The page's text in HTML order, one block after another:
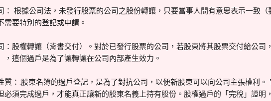
： 根據公司法，未發行股票的公司之股份轉讓，只要當事人間有意思表示一致
需要特別的登記或申請。
：股權轉讓（背書交付）。對於已發行股票的公司，若股東將其股票交付給公司
，這個過戶是為了讓轉讓在公司內部產生效力。
質：:股東名簿的過戶登記，是為了對抗公司，以便新股東可以向公司主張權利。
必須完成過戶，才能真正讓新的股東名義上持有股份。股權過戶的「完稅」證明